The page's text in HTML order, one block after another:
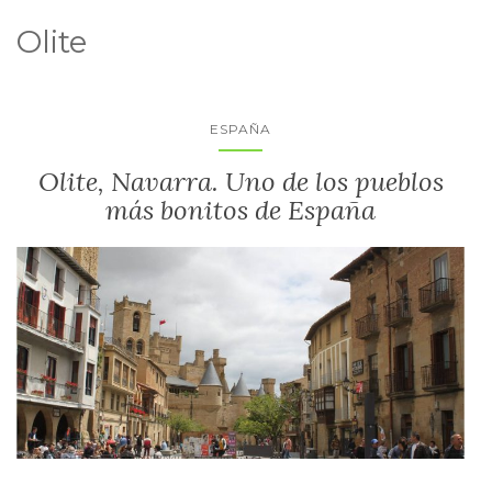
Olite
ESPAÑA
Olite, Navarra. Uno de los pueblos
más bonitos de España